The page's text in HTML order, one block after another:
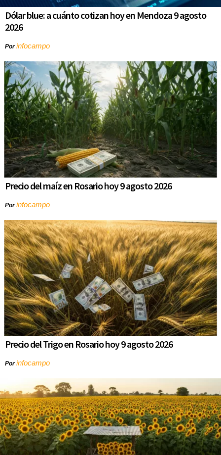
Dólar blue: a cuánto cotizan hoy en Mendoza 9 agosto
2026
Porinfocampo
Precio del maíz en Rosario hoy 9 agosto 2026
Porinfocampo
Precio del Trigo en Rosario hoy 9 agosto 2026
Porinfocampo